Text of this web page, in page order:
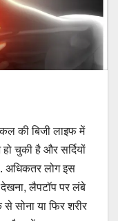
की बिजी लाइफ में
चुकी है और सर्दियों
अधिकतर लोग इस
देखना, लैपटॉप पर लंबे
या फिर शरीर